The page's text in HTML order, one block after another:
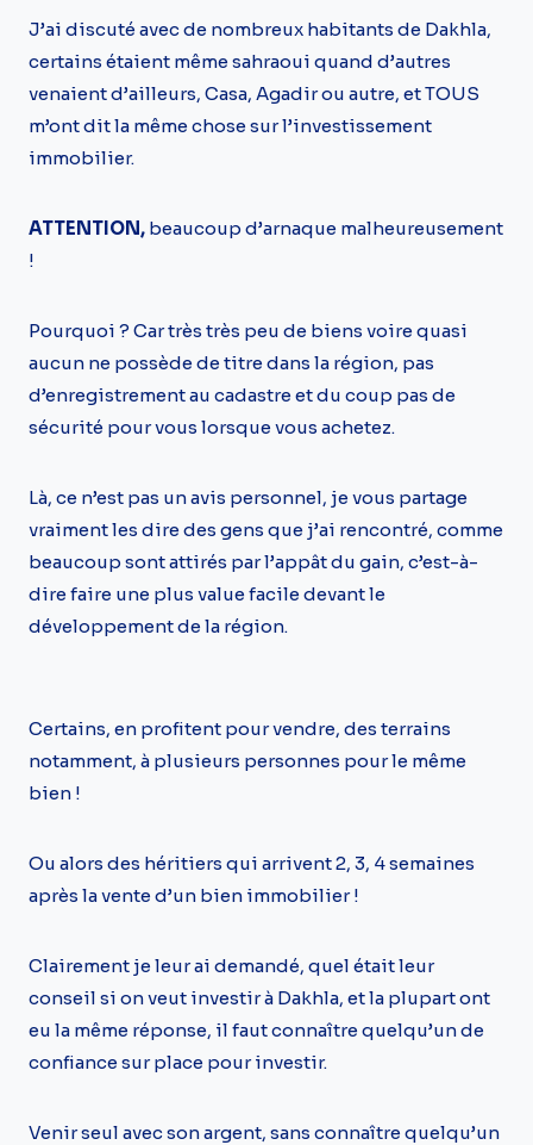
J’ai discuté avec de nombreux habitants de Dakhla,
certains étaient même sahraoui quand d’autres
venaient d’ailleurs, Casa, Agadir ou autre, et TOUS
m’ont dit la même chose sur l’investissement
immobilier.
ATTENTION, beaucoup d’arnaque malheureusement
!
Pourquoi ? Car très très peu de biens voire quasi
aucun ne possède de titre dans la région, pas
d’enregistrement au cadastre et du coup pas de
sécurité pour vous lorsque vous achetez.
Là, ce n’est pas un avis personnel, je vous partage
vraiment les dire des gens que j’ai rencontré, comme
beaucoup sont attirés par l’appât du gain, c’est-à-
dire faire une plus value facile devant le
développement de la région.
Certains, en profitent pour vendre, des terrains
notamment, à plusieurs personnes pour le même
bien !
Ou alors des héritiers qui arrivent 2, 3, 4 semaines
après la vente d’un bien immobilier !
Clairement je leur ai demandé, quel était leur
conseil si on veut investir à Dakhla, et la plupart ont
eu la même réponse, il faut connaître quelqu’un de
confiance sur place pour investir.
Venir seul avec son argent, sans connaître quelqu’un